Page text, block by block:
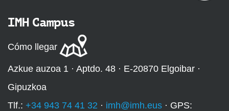
IMH Campus
Cómo llegar
Azkue auzoa 1 · Aptdo. 48 · E-20870 Elgoibar ·
Gipuzkoa
Tlf.: +34 943 74 41 32 · imh@imh.eus · GPS: